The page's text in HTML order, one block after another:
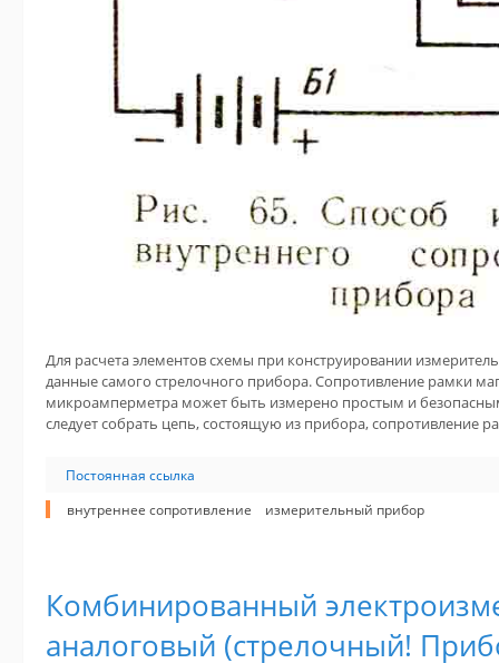
Для расчета элементов схемы при конструировании
данные самого стрелочного прибора. Сопротивление рамки
микроамперметра может быть измерено простым и
следует собрать цепь, состоящую из прибора, сопротивление
Постоянная ссылка
внутреннее сопротивление
измерительный прибор
Комбинированный
аналоговый (стрелочный!